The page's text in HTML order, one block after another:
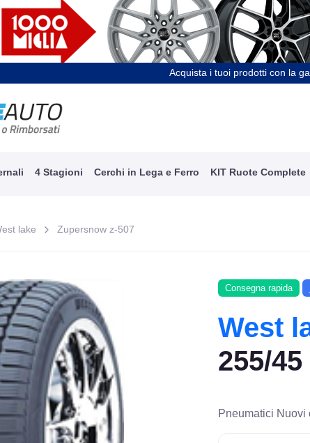
Acquista i tuoi prodotti con la
4 Stagioni Cerchi in Lega e Ferro KIT Ruote Complete
lake Zupersnow z-507
Consegna rapida
West
255/
Pneumatici